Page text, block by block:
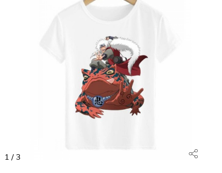
1 / 3